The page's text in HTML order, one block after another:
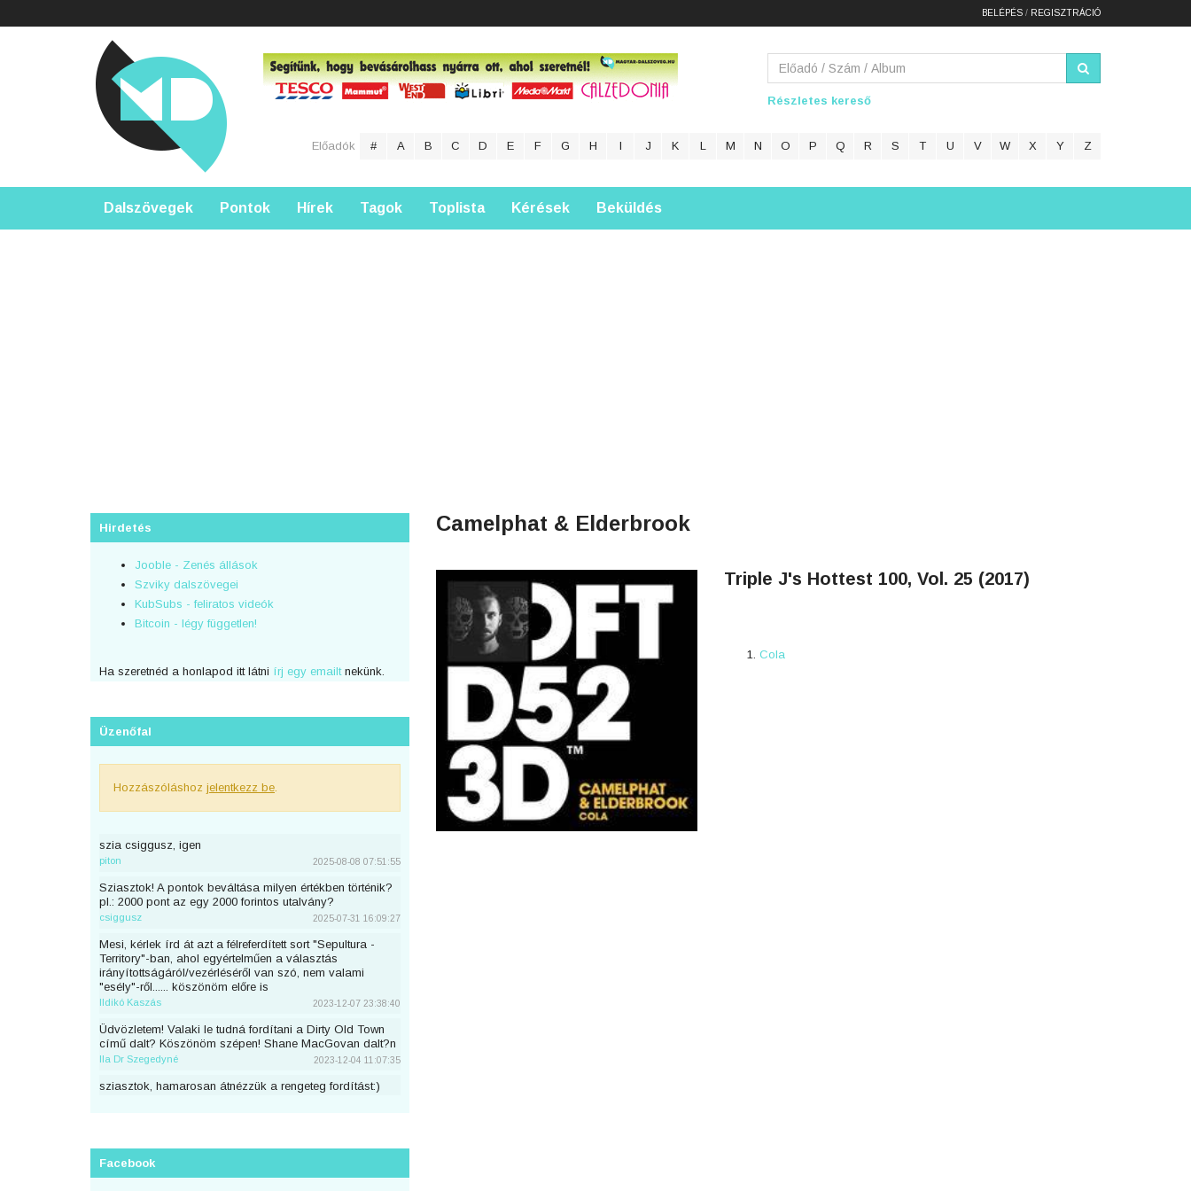
BELÉPÉS / REGISZTRÁCIÓ
Részletes kereső
Előadók # A B C D E F G H I J K L M N O P Q R S T U V W X Y Z
Dalszövegek Pontok Hírek Tagok Toplista Kérések Beküldés
Hirdetés
Jooble - Zenés állások
Szviky dalszövegei
KubSubs - feliratos videók
Bitcoin - légy független!
Ha szeretnéd a honlapod itt látni írj egy emailtnekünk.
Üzenőfal
Hozzászóláshoz jelentkezz be.
szia csiggusz, igen
piton 2025-08-08 07:51:55
Sziasztok! A pontok beváltása milyen értékben történik?
pl.: 2000 pont az egy 2000 forintos utalvány?
csiggusz 2025-07-31 16:09:27
Mesi, kérlek írd át azt a félreferdített sort "Sepultura -
Territory"-ban, ahol egyértelműen a választás
irányítottságáról/vezérléséről van szó, nem valami
"esély"-ről...... köszönöm előre is
Ildikó Kaszás 2023-12-07 23:38:40
Üdvözletem! Valaki le tudná fordítani a Dirty Old Town
című dalt? Köszönöm szépen! Shane MacGovan dalt?n
Ila Dr Szegedyné 2023-12-04 11:07:35
sziasztok, hamarosan átnézzük a rengeteg fordítást:)
előtte. Át lehetne még írni a nevemre? Köszi <3
Facebook
Camelphat & Elderbrook
Triple J's Hottest 100, Vol. 25 (2017)
Cola